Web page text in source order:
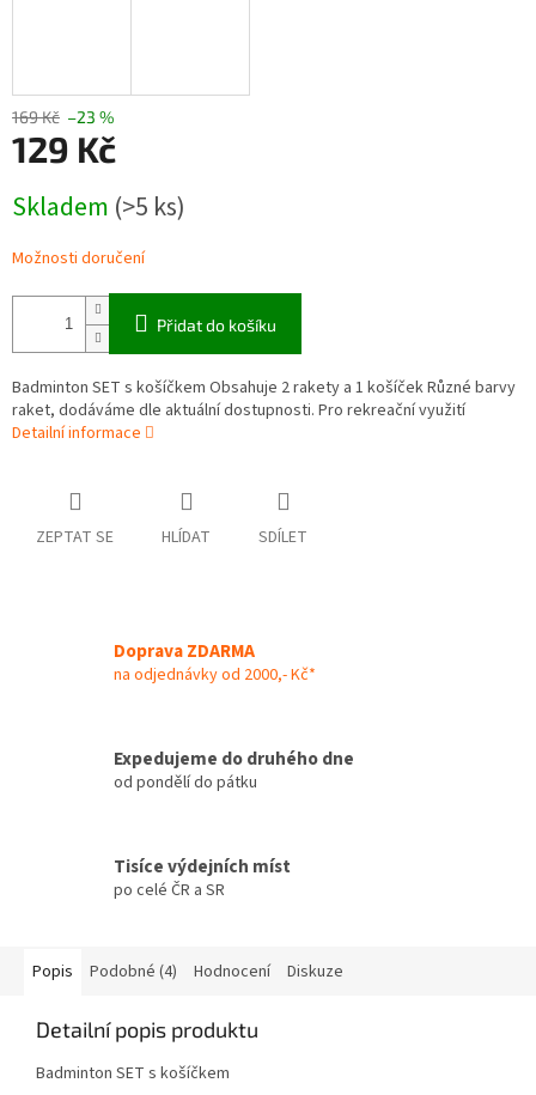
169 Kč –23 %
129 Kč
cena:
Skladem (>5 ks)
Možnosti doručení
Přidat do košíku
Badminton SET s košíčkem Obsahuje 2 rakety a 1 košíček Různé barvy
raket, dodáváme dle aktuální dostupnosti. Pro rekreační využití
Detailní informace
ZEPTAT SE HLÍDAT SDÍLET
Doprava ZDARMA
na odjednávky od 2000,- Kč*
Expedujeme do druhého dne
od pondělí do pátku
Tisíce výdejních míst
po celé ČR a SR
Popis Podobné (4) Hodnocení Diskuze
Detailní popis produktu
Badminton SET s košíčkem